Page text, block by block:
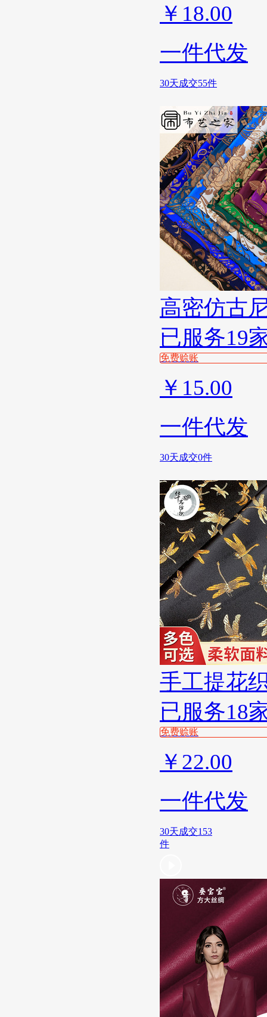
￥ 18.00
一件代发
30天成交55件
高密仿古
已服务19
免费赊账
￥ 15.00
一件代发
30天成交0件
手工提花
已服务18
免费赊账
￥ 22.00
一件代发
30天成交153
件